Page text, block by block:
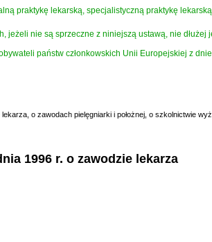
praktykę lekarską, specjalistyczną praktykę
nie są sprzeczne z niniejszą ustawą, nie
państw członkowskich Unii Europejskiej z
o zawodach pielęgniarki i położnej, o szkolnictwie
1996 r. o zawodzie lekarza